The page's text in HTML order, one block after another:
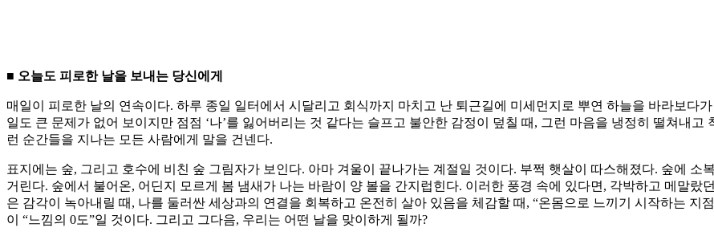
■ 오늘도 피로한 날을 보내는 당신에게
매일이 피로한 날의 연속이다. 하루 종일 일터에서 시달리고 회식까지 마치고 난 퇴근길에 미세먼지로 뿌연 하늘을 바라보다
일도 큰 문제가 없어 보이지만 점점 ‘나’를 잃어버리는 것 같다는 슬프고 불안한 감정이 덮칠 때, 그런 마음을 냉정히 떨쳐내
런 순간들을 지나는 모든 사람에게 말을 건넨다.
표지에는 숲, 그리고 호수에 비친 숲 그림자가 보인다. 아마 겨울이 끝나가는 계절일 것이다. 부쩍 햇살이 따스해졌다. 숲에
거린다. 숲에서 불어온, 어딘지 모르게 봄 냄새가 나는 바람이 양 볼을 간지럽힌다. 이러한 풍경 속에 있다면, 각박하고 메말랐
은 감각이 녹아내릴 때, 나를 둘러싼 세상과의 연결을 회복하고 온전히 살아 있음을 체감할 때, “온몸으로 느끼기 시작하는 지
이 “느낌의 0도”일 것이다. 그리고 그다음, 우리는 어떤 날을 맞이하게 될까?